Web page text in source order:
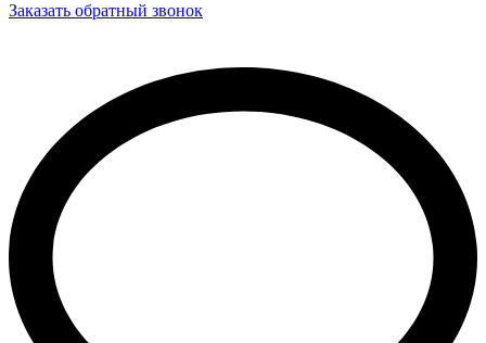
Заказать обратный звонок